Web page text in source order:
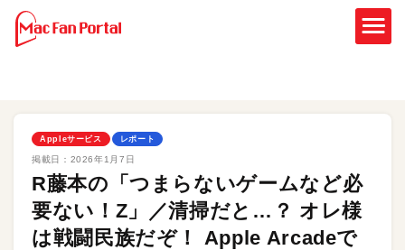
Appleサービス レポート
掲載日： 2026年1月7日
R藤本の「つまらないゲームなど必
要ない！Z」／清掃だと…？ オレ様
は戦闘民族だぞ！ Apple Arcadeで